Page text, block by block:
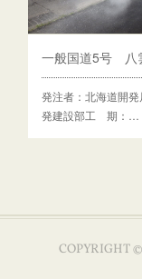
発注者：北海道開発
発建設部工 期：…
COPYRIGHT